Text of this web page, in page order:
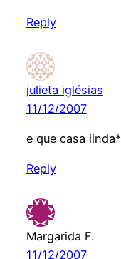
Reply
julieta iglésias
11/12/2007
e que casa linda*
Reply
Margarida F.
11/12/2007